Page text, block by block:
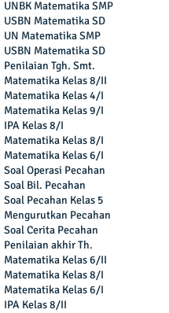
UNBK Matematika SMP
USBN Matematika SD
UN Matematika SMP
USBN Matematika SD
Penilaian Tgh. Smt.
Matematika Kelas 8/II
Matematika Kelas 4/I
Matematika Kelas 9/I
IPA Kelas 8/I
Matematika Kelas 8/I
Matematika Kelas 6/I
Soal Operasi Pecahan
Soal Bil. Pecahan
Soal Pecahan Kelas 5
Mengurutkan Pecahan
Soal Cerita Pecahan
Penilaian akhir Th.
Matematika Kelas 6/II
Matematika Kelas 8/I
Matematika Kelas 6/I
IPA Kelas 8/II